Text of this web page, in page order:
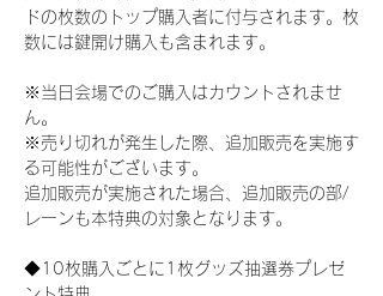
ドの枚数のトップ購入者に付与されます。枚
数には鍵開け購入も含まれます。
※当日会場でのご購入はカウントされませ
ん。
※売り切れが発生した際、追加販売を実施す
る可能性がございます。
追加販売が実施された場合、追加販売の部/
レーンも本特典の対象となります。
◆10枚購入ごとに1枚グッズ抽選券プレゼ